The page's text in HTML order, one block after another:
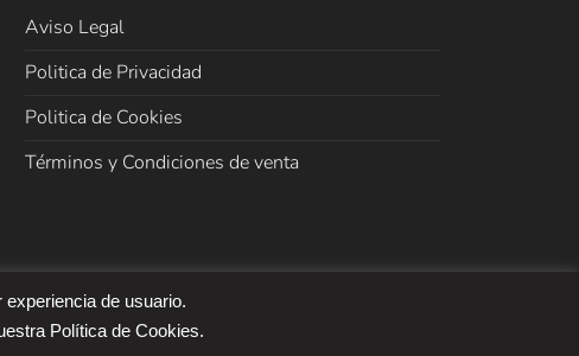
Aviso Legal
Politica de Privacidad
Politica de Cookies
Términos y Condiciones de venta
de usuario.
Política de Cookies.